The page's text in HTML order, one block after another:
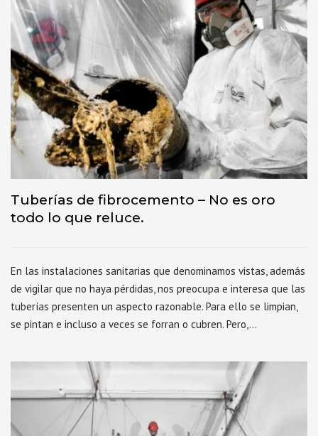
Tuberías de fibrocemento – No es oro
todo lo que reluce.
En las instalaciones sanitarias que denominamos vistas, además
de vigilar que no haya pérdidas, nos preocupa e interesa que las
tuberías presenten un aspecto razonable. Para ello se limpian,
se pintan e incluso a veces se forran o cubren. Pero,…